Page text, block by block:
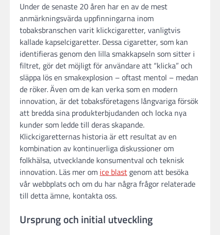
Under de senaste 20 åren har en av de mest
anmärkningsvärda uppfinningarna inom
tobaksbranschen varit klickcigaretter, vanligtvis
kallade kapselcigaretter. Dessa cigaretter, som kan
identifieras genom den lilla smakkapseln som sitter i
filtret, gör det möjligt för användare att “klicka” och
släppa lös en smakexplosion – oftast mentol – medan
de röker. Även om de kan verka som en modern
innovation, är det tobaksföretagens långvariga försök
att bredda sina produkterbjudanden och locka nya
kunder som ledde till deras skapande.
Klickcigaretternas historia är ett resultat av en
kombination av kontinuerliga diskussioner om
folkhälsa, utvecklande konsumentval och teknisk
innovation. Läs mer om ice blast genom att besöka
vår webbplats och om du har några frågor relaterade
till detta ämne, kontakta oss.
Ursprung och initial utveckling